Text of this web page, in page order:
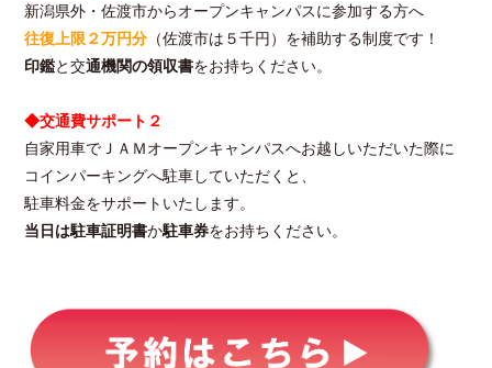
新潟県外・佐渡市からオープンキャンパスに参加する方へ
往復上限２万円分 （佐渡市は５千円）を補助する制度です！
印鑑と交通機関の領収書をお持ちください。
◆交通費サポート２
自家用車でＪＡＭオープンキャンパスへお越しいただいた際に
コインパーキングへ駐車していただくと、
駐車料金をサポートいたします。
当日は駐車証明書か駐車券をお持ちください。